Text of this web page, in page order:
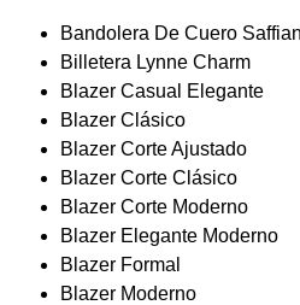
Bandolera De Cuero
Billetera Lynne Charm
Blazer Casual Elegante
Blazer Clásico
Blazer Corte Ajustado
Blazer Corte Clásico
Blazer Corte Moderno
Blazer Elegante Moderno
Blazer Formal
Blazer Moderno